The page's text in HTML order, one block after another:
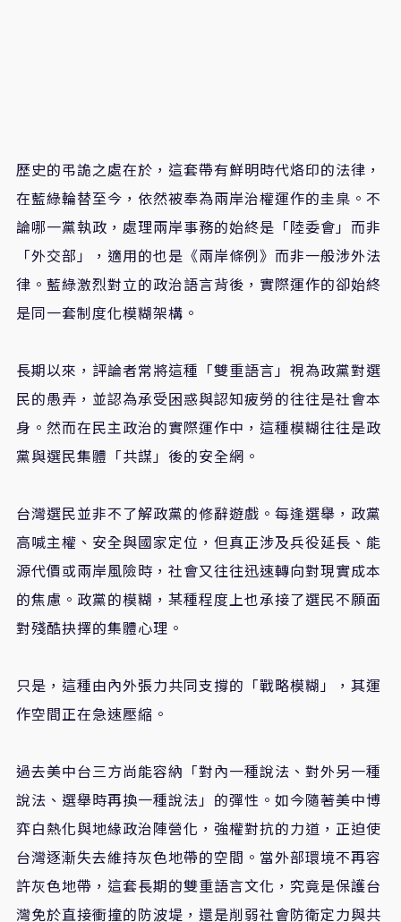
歷史的弔詭之處在於，這套帶有鮮明時代烙印的法律，
在藍綠輪替至今，依然被奉為兩岸治權運作的圭臬。不
論哪一黨執政，處理兩岸事務的始終是「陸委會」而非
「外交部」，適用的也是《兩岸條例》而非一般涉外法
律。藍綠激烈對立的政治語言背後，實際運作的卻始終
是同一套制度化模糊架構。
長期以來，評論者常將這種「雙重語言」視為政黨對選
民的愚弄，並認為承受困惑與認知疲勞的往往是社會本
身。然而在民主政治的實際運作中，這種模糊往往是政
黨與選民集體「共謀」後的安全網。
台灣選民並非不了解政黨的修辭遊戲。每逢選舉，政黨
高喊主權、安全與國家定位，但真正涉及兵役延長、能
源代價或兩岸風險時，社會又往往迅速轉向對現實成本
的焦慮。政黨的模糊，某種程度上也承接了選民不願面
對殘酷抉擇的集體心理。
只是，這種由內外張力共同支撐的「戰略模糊」，其運
作空間正在急速壓縮。
過去美中台三方尚能容納「對內一種說法、對外另一種
說法、選舉時再換一種說法」的彈性。如今隨著美中博
弈白熱化與地緣政治陣營化，強權對抗的力道，正迫使
台灣逐漸失去維持灰色地帶的空間。當外部環境不再容
許灰色地帶，這套長期的雙重語言文化，究竟是保護台
灣免於直接衝撞的防波堤，還是削弱社會防衛定力與共